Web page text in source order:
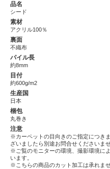
品名
シード
素材
アクリル100％
裏面
不織布
パイル長
約8mm
目付
約600g/m2
生産国
日本
梱包
丸巻き
注意
※カーペットの目向きのご指定につき
ざいましたら別途お問合せくださいませ
※ご覧のモニターの環境、撮影環境に
います。
※こちらの商品のカット加工は承れませ